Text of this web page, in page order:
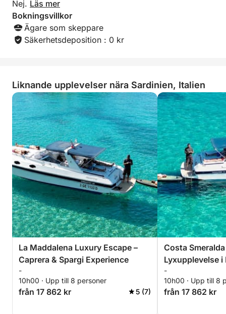
Nej. Läs mer
Bokningsvillkor
Ägare som skeppare
Säkerhetsdeposition : 0 kr
Liknande upplevelser nära Sardinien, Italien
La Maddalena Luxury Escape –
Caprera & Spargi Experience
-
10h00 · Upp till 8 personer
från 17 862 kr 5 (7)
Costa
Lyxupplevelse
-
10h00 · Upp till 8
från 17 862 kr